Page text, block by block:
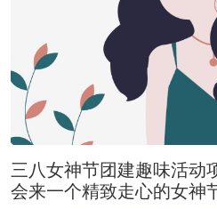
三八女神节团建趣味活动
会来一个精致走心的女神